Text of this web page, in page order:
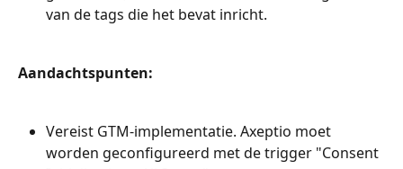
van de tags die het bevat inricht.
Aandachtspunten:
Vereist GTM-implementatie. Axeptio moet
worden geconfigureerd met de trigger "Consent